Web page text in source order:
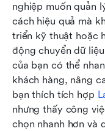
nghiệp muốn quản
cách hiệu quả mà
triển kỹ thuật hoặc
động chuyển dữ
của bạn có thể
khách hàng, nâng
bạn thích tích hợp
nhưng thấy công
chọn nhanh hơn và